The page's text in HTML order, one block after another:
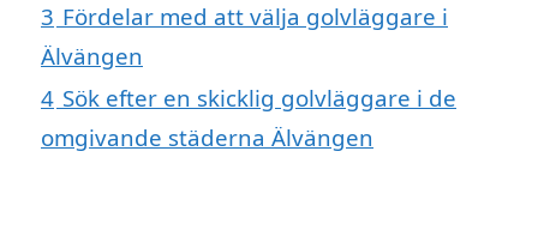
3 Fördelar med att välja golvläggare i
Älvängen
4 Sök efter en skicklig golvläggare i de
omgivande städerna Älvängen